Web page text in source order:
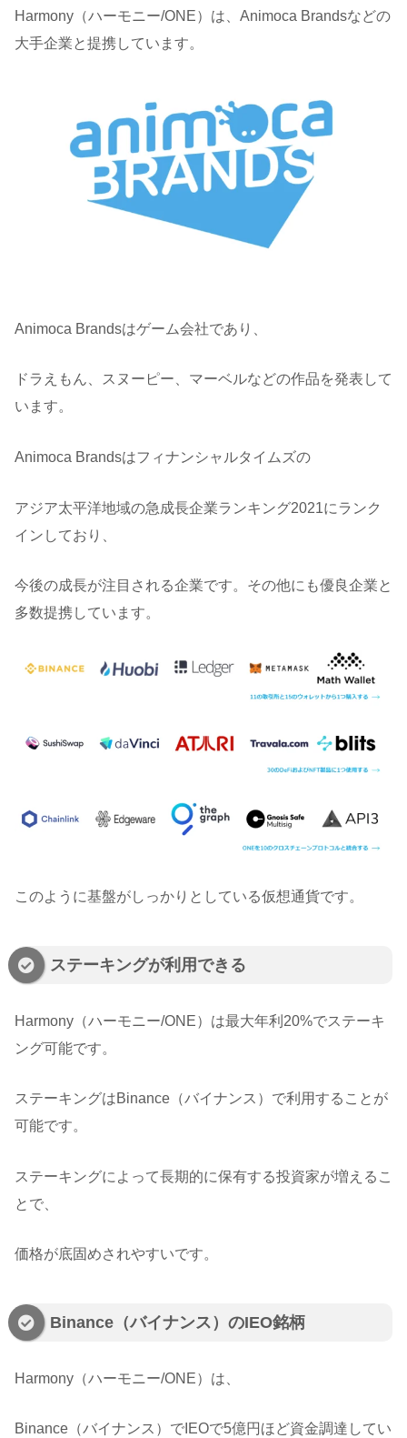
Harmony（ハーモニー/ONE）は、Animoca Brandsなどの
大手企業と提携しています。
Animoca Brandsはゲーム会社であり、
ドラえもん、スヌーピー、マーベルなどの作品を発表して
います。
Animoca Brandsはフィナンシャルタイムズの
アジア太平洋地域の急成長企業ランキング2021にランク
インしており、
今後の成長が注目される企業です。その他にも優良企業と
多数提携しています。
このように基盤がしっかりとしている仮想通貨です。
ステーキングが利用できる
Harmony（ハーモニー/ONE）は最大年利20%でステーキ
ング可能です。
ステーキングはBinance（バイナンス）で利用することが
可能です。
ステーキングによって長期的に保有する投資家が増えるこ
とで、
価格が底固めされやすいです。
Binance（バイナンス）のIEO銘柄
Harmony（ハーモニー/ONE）は、
Binance（バイナンス）でIEOで5億円ほど資金調達してい